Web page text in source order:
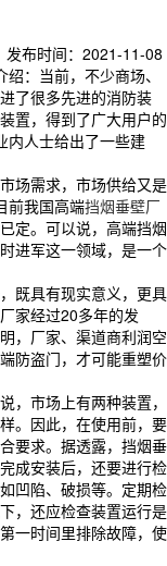
发布时间：2021-11-08
：当前，不少商场、
了很多先进的消防装
置，得到了广大用户的
内人士给出了一些建
场需求，市场供给又是
前我国高端挡烟垂壁厂
定。可以说，高端挡烟
进军这一领域，是一个
既具有现实意义，更具
家经过20多年的发
，厂家、渠道商利润空
防盗门，才可能重塑价
，市场上有两种装置，
。因此，在使用前，要
要求。据透露，挡烟垂
成安装后，还要进行检
凹陷、破损等。定期检
，还应检查装置运行是
一时间里排除故障，使